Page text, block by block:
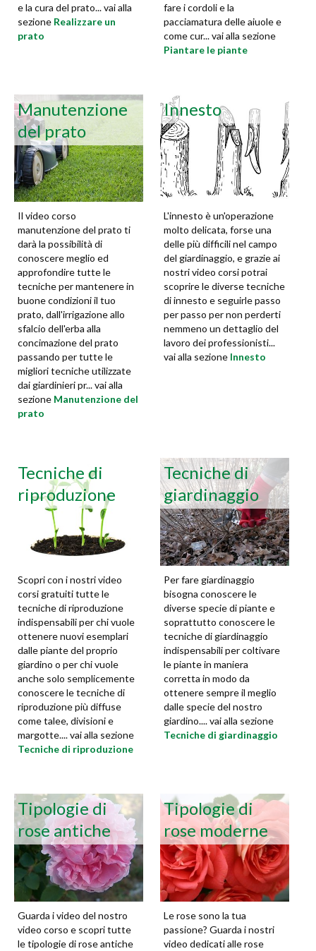
e la cura del prato... vai alla
sezione Realizzare un
prato
fare i cordoli e la
pacciamatura delle aiuole e
come cur... vai alla sezione
Piantare le piante
Manutenzione
del prato
Il video corso
manutenzione del prato ti
darà la possibilità di
conoscere meglio ed
approfondire tutte le
tecniche per mantenere in
buone condizioni il tuo
prato, dall'irrigazione allo
sfalcio dell'erba alla
concimazione del prato
passando per tutte le
migliori tecniche utilizzate
dai giardinieri pr... vai alla
sezione Manutenzione del
prato
Innesto
L'innesto è un'operazione
molto delicata, forse una
delle più difficili nel campo
del giardinaggio, e grazie ai
nostri video corsi potrai
scoprire le diverse tecniche
di innesto e seguirle passo
per passo per non perderti
nemmeno un dettaglio del
lavoro dei professionisti...
vai alla sezione Innesto
Tecniche di
riproduzione
Scopri con i nostri video
corsi gratuiti tutte le
tecniche di riproduzione
indispensabili per chi vuole
ottenere nuovi esemplari
dalle piante del proprio
giardino o per chi vuole
anche solo semplicemente
conoscere le tecniche di
riproduzione più diffuse
come talee, divisioni e
margotte.... vai alla sezione
Tecniche di riproduzione
Tecniche di
giardinaggio
Per fare giardinaggio
bisogna conoscere le
diverse specie di piante e
soprattutto conoscere le
tecniche di giardinaggio
indispensabili per coltivare
le piante in maniera
corretta in modo da
ottenere sempre il meglio
dalle specie del nostro
giardino.... vai alla sezione
Tecniche di giardinaggio
Tipologie di
rose antiche
Guarda i video del nostro
video corso e scopri tutte
le tipologie di rose antiche
Tipologie di
rose moderne
Le rose sono la tua
passione? Guarda i nostri
video dedicati alle rose